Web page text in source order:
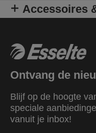
Accessoires
Ontvang de
Blijf op de hoogte
speciale
vanuit je inbox!